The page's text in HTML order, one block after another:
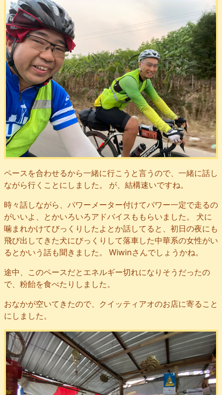
ペースを合わせるから一緒に行こうと言うので、一緒に話し
ながら行くことにしました。 が、結構速いですね。
時々話しながら、パワーメーター付けてパワー一定で走るの
がいいよ、とかいろいろアドバイスももらいました。 犬に
噛まれかけてびっくりしたよとか話してると、初日の夜にも
飛び出してきた犬にびっくりして落車した中華系の女性がい
るとかいう話も聞きました。 Wiwinさんでしょうかね。
途中、このペースだとエネルギー切れになりそうだったの
で、粉飴を食べたりしました。
おなかが空いてきたので、クイッティアオのお店に寄ること
にしました。